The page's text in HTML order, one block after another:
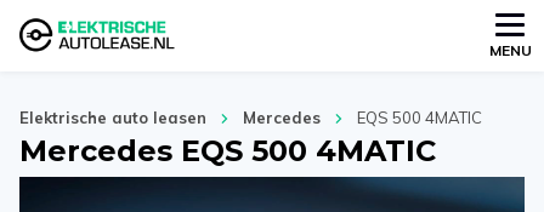
MENU
Elektrische auto leasen Mercedes EQS 500 4MATIC
Mercedes EQS 500 4MATIC